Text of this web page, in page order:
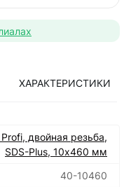
ХАРАКТЕРИСТИКИ
двойная резьба,
SDS-Plus, 10х460 мм
40-10460